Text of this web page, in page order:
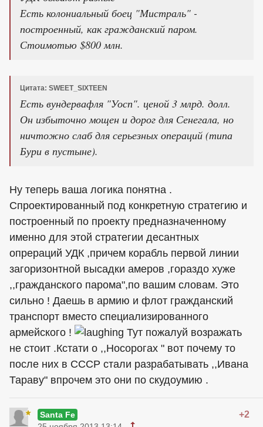
Есть колониальный боец "Мистраль" -
построенный, как гражданский паром.
Стоимотью $800 млн.
Цитата: SWEET_SIXTEEN
Есть вундервафля "Уосп". ценой 3 млрд. долл.
Он избыточно мощен и дорог для Сенегала, но
ничтожно слаб для серьезных операций (типа
Бури в пустыне).
Ну теперь ваша логика понятна .
Спроектированный под конкретную стратегию и
построенный по проекту предназначенному
именно для этой стратегии десантных
опрераций УДК ,причем корабль первой линии
загоризонтной высадки амеров ,гораздо хуже
,,гражданского парома",по вашим словам. Это
сильно ! Даешь в армию и флот гражданский
транспорт вместо специализированного
армейского !
Тут пожалуй возражать
не стоит .Кстати о ,,Носорогах " вот почему то
после них в СССР стали разрабатывать ,,Ивана
Тараву" впрочем это они по скудоумию .
Santa Fe +2